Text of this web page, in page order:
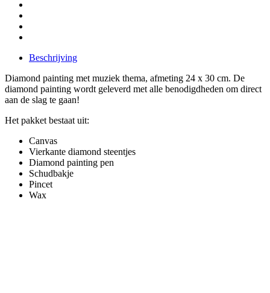
Beschrijving
Diamond painting met muziek thema, afmeting 24 x 30 cm. De
diamond painting wordt geleverd met alle benodigdheden om direct
aan de slag te gaan!
Het pakket bestaat uit:
Canvas
Vierkante diamond steentjes
Diamond painting pen
Schudbakje
Pincet
Wax